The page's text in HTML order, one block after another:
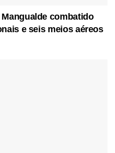
combatido
e seis meios aéreos